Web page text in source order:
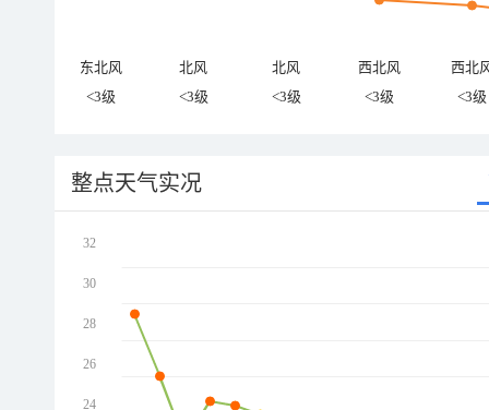
东北风 北风 北风 西北风
西北
<3级
<3级 <3级 <3级 <3级
整点天气实况
32
30
28
26
24